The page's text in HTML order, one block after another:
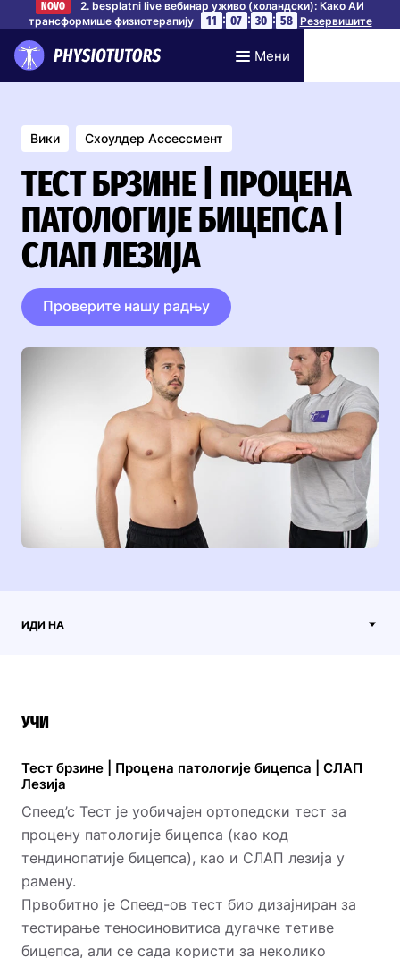
NOVO
2. besplatni live вебинар уживо (холандски): Како АИ
трансформише физиотерапију
11 : 07 : 30 : 57 Резервишите
Мени
Вики Схоулдер Ассессмент
ТЕСТ БРЗИНЕ | ПРОЦЕНА
ПАТОЛОГИЈЕ БИЦЕПСА |
СЛАП ЛЕЗИЈА
Проверите нашу радњу
ИДИ НА
УЧИ
Тест брзине | Процена патологије бицепса | СЛАП
Лезија
Спеед’с Тест је уобичајен ортопедски тест за
процену патологије бицепса (као код
тендинопатије бицепса), као и СЛАП лезија у
рамену.
Првобитно је Спеед-ов тест био дизајниран за
тестирање теносиновитиса дугачке тетиве
бицепса, али се сада користи за неколико